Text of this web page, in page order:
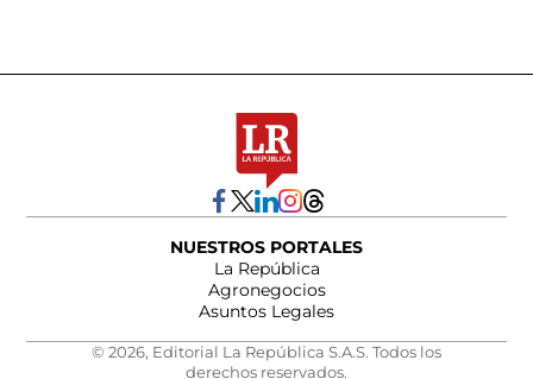
NUESTROS PORTALES
La República
Agronegocios
Asuntos Legales
© 2026, Editorial La República S.A.S. Todos los
derechos reservados.